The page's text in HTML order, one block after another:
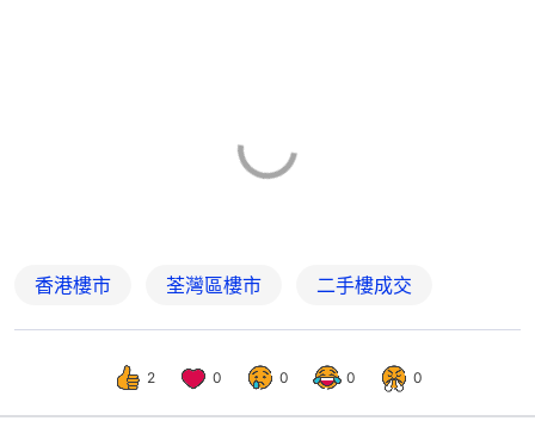
香港樓市 荃灣區樓市 二手樓成交
2 0 0 0 0